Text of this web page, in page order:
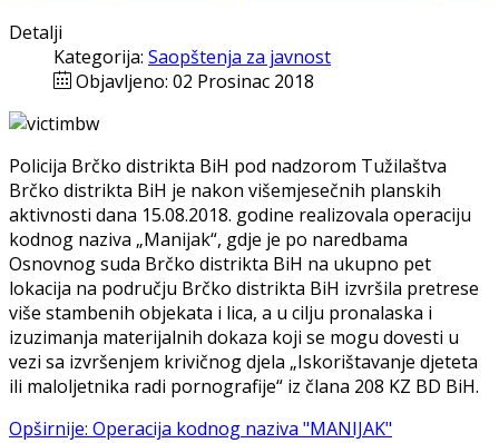
Detalji
Kategorija: Saopštenja za javnost
Objavljeno: 02 Prosinac 2018
Policija Brčko distrikta BiH pod nadzorom Tužilaštva
Brčko distrikta BiH je nakon višemjesečnih planskih
aktivnosti dana 15.08.2018. godine realizovala operaciju
kodnog naziva „Manijak“, gdje je po naredbama
Osnovnog suda Brčko distrikta BiH na ukupno pet
lokacija na području Brčko distrikta BiH izvršila pretrese
više stambenih objekata i lica, a u cilju pronalaska i
izuzimanja materijalnih dokaza koji se mogu dovesti u
vezi sa izvršenjem krivičnog djela „Iskorištavanje djeteta
ili maloljetnika radi pornografije“ iz člana 208 KZ BD BiH.
Opširnije: Operacija kodnog naziva "MANIJAK"